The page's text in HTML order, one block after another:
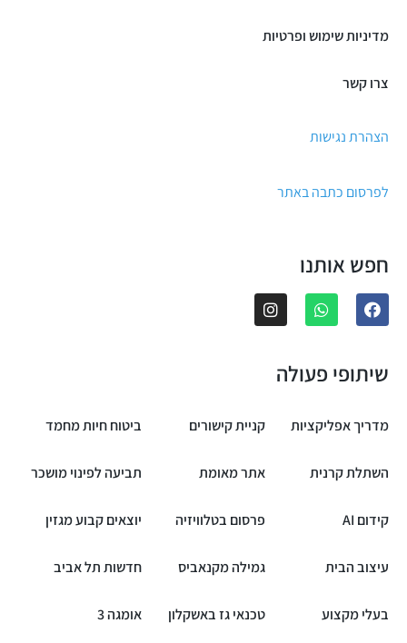
מדיניות שימוש ופרטיות
צרו קשר
הצהרת נגישות
לפרסום כתבה באתר
חפש אותנו
שיתופי פעולה
מדריך אפליקציות קניית קישורים ביטוח חיות מחמד
השתלת קרנית אתר מאומת תביעה לפינוי מושכר
קידום AI פרסום בטלוויזיה יוצאים קבוע מגזין
עיצוב הבית גמילה מקנאביס חדשות תל אביב
בעלי מקצוע טכנאי גז באשקלון אומגה 3